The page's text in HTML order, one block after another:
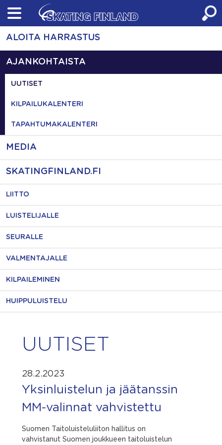
Skip
content
ALOITA HARRASTUS
AJANKOHTAISTA
UUTISET
KILPAILUKALENTERI
TAPAHTUMAKALENTERI
MEDIA
SKATINGFINLAND.FI
LIITTO
LUISTELIJALLE
SEURALLE
VALMENTAJALLE
KILPAILEMINEN
HUIPPULUISTELU
UUTISET
28.2.2023
Yksinluistelun ja jäätanssin
MM-valinnat vahvistettu
Suomen Taitoluisteluliiton hallitus on
vahvistanut Suomen joukkueen taitoluistelun